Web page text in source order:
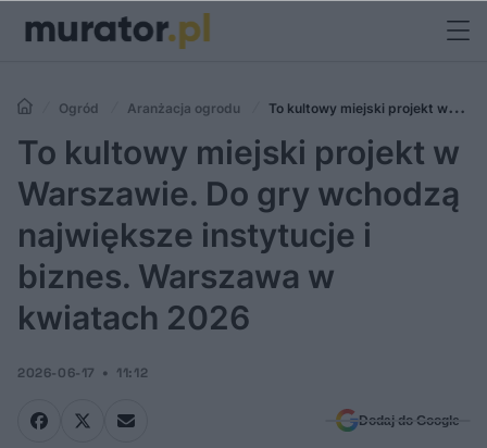
Ogród Aranżacja ogrodu
To kultowy miejski projekt w
Warszawie. Do gry wchodzą największe instytucje i biznes. Warszawa
w kwiatach 2026
To kultowy miejski projekt w
Warszawie. Do gry wchodzą
największe instytucje i
biznes. Warszawa w
kwiatach 2026
2026-06-17 11:12
Dodaj do Google